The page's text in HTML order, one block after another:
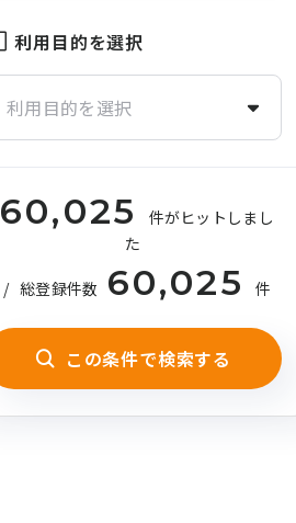
利用目的を選択
利用目的を選択
60,025
件がヒットしまし
た
/ 総登録件数 60,025 件
この条件で検索する